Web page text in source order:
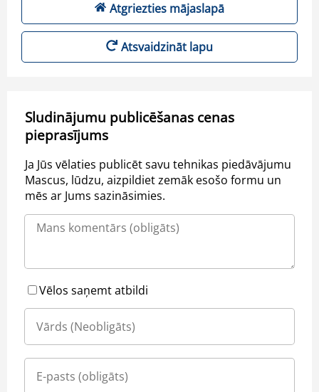
Atgriezties mājaslapā
Atsvaidzināt lapu
Sludinājumu publicēšanas cenas
pieprasījums
Ja Jūs vēlaties publicēt savu tehnikas piedāvājumu
Mascus, lūdzu, aizpildiet zemāk esošo formu un
mēs ar Jums sazināsimies.
Vēlos saņemt atbildi